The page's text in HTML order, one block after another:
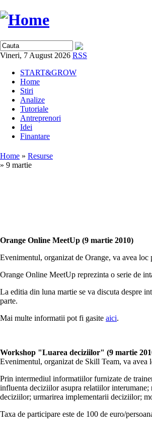
Vineri, 7 August 2026 RSS
START&GROW
Home
Stiri
Analize
Tutoriale
Antreprenori
Idei
Finantare
Home » Resurse
» 9 martie
Orange Online MeetUp (9 martie 2010)
Evenimentul, organizat de Orange, va avea
Orange Online MeetUp reprezinta o serie de
La editia din luna martie se va discuta despre
parte.
Mai multe informatii pot fi gasite aici.
Workshop "Luarea deciziilor" (9 martie
Evenimentul, organizat de Skill Team, va avea
Prin intermediul informatiilor furnizate de
influenta deciziilor asupra relatiilor interumane;
deciziilor; urmarirea implementarii deciziilor;
Taxa de participare este de 100 de euro/